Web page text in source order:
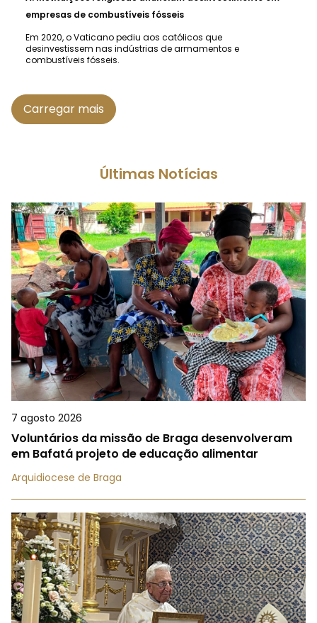
empresas de combustíveis fósseis
Em 2020, o Vaticano pediu aos católicos que
desinvestissem nas indústrias de armamentos e
combustíveis fósseis.
Carregar mais
Últimas Notícias
7 agosto 2026
Voluntários da missão de Braga desenvolveram
em Bafatá projeto de educação alimentar
Arquidiocese de Braga